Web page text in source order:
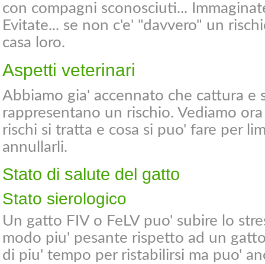
con compagni sconosciuti...
Evitate... se non c'e' "davvero" un
casa loro.
Aspetti veterinari
Abbiamo gia' accennato che cattura e
rappresentano un rischio. Vediamo
rischi si tratta e cosa si puo' fare per
annullarli.
Stato di salute del gatto
Stato sierologico
Un gatto FIV o FeLV puo' subire lo
modo piu' pesante rispetto ad un
di piu' tempo per ristabilirsi ma puo'